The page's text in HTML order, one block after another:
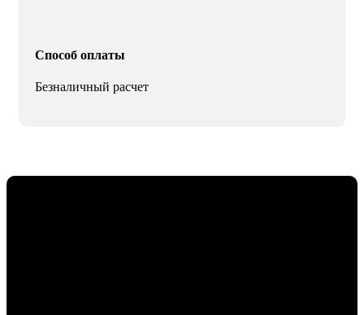
Способ оплаты
Безналичный расчет